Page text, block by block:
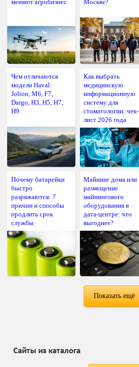
меняют агробизнес
Москве?
Чем отличаются
модели Haval:
Jolion, M6, F7,
Dargo, H3, H5, H7,
H9
Как выбрать
медицинскую
информационную
систему для
стоматологии: чек-
лист 2026 года
Почему батарейки
быстро
разряжаются: 7
причин и способы
продлить срок
службы
Майнинг дома или
размещение
майнингового
оборудования в
дата-центре: что
выгоднее?
Показать ещё
Сайты из каталога